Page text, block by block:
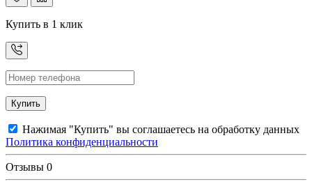
Купить в 1 клик
Купить
Нажимая "Купить" вы соглашаетесь на обработку данных
Политика конфиденциальности
Отзывы 0